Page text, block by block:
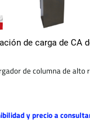
de carga de CA
de columna de
y precio a